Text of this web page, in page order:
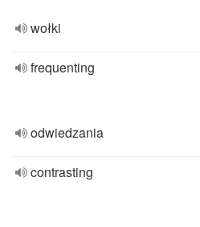
wołki
frequenting
odwiedzania
contrasting